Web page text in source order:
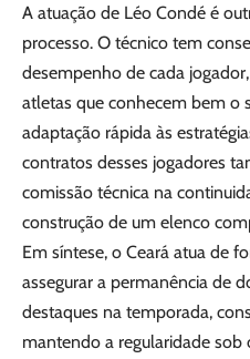
A atuação de Léo Condé é
processo. O técnico tem
desempenho de cada
atletas que conhecem bem o
adaptação rápida às
contratos desses jogadores
comissão técnica na
construção de um elenco
Em síntese, o Ceará atua de
assegurar a permanência de
destaques na temporada,
mantendo a regularidade